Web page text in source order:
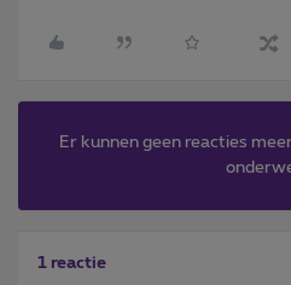
Er kunnen geen reacties
1 reactie